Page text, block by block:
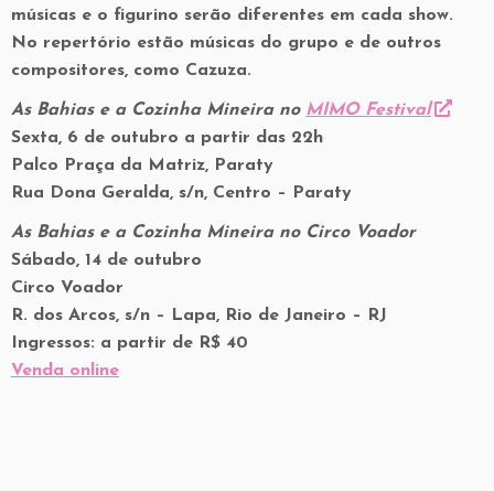
músicas e o figurino serão diferentes em cada show.
No repertório estão músicas do grupo e de outros
compositores, como Cazuza.
As Bahias e a Cozinha Mineira no MIMO Festival
Sexta, 6 de outubro a partir das 22h
Palco Praça da Matriz, Paraty
Rua Dona Geralda, s/n, Centro – Paraty
As Bahias e a Cozinha Mineira no Circo Voador
Sábado, 14 de outubro
Circo Voador
R. dos Arcos, s/n – Lapa, Rio de Janeiro – RJ
Ingressos: a partir de R$ 40
Venda online